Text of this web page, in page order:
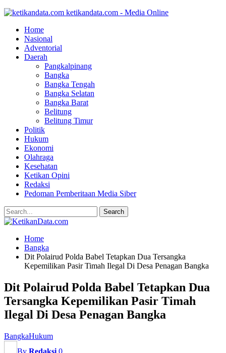
ketikandata.com - Media Online
Home
Nasional
Adventorial
Daerah
Pangkalpinang
Bangka
Bangka Tengah
Bangka Selatan
Bangka Barat
Belitung
Belitung Timur
Politik
Hukum
Ekonomi
Olahraga
Kesehatan
Ketikan Opini
Redaksi
Pedoman Pemberitaan Media Siber
Home
Bangka
Dit Polairud Polda Babel Tetapkan Dua Tersangka
Kepemilikan Pasir Timah Ilegal Di Desa Penagan Bangka
Dit Polairud Polda Babel Tetapkan Dua
Tersangka Kepemilikan Pasir Timah
Ilegal Di Desa Penagan Bangka
BangkaHukum
By Redaksi 0